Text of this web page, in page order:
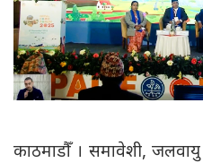
काठमाडौँ । समावेशी,